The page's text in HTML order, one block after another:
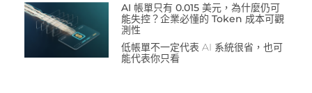
AI 帳單只有 0.015 美元，為什麼仍可
能失控？企業必懂的 Token 成本可觀
測性
低帳單不一定代表 AI 系統很省，也可
能代表你只看